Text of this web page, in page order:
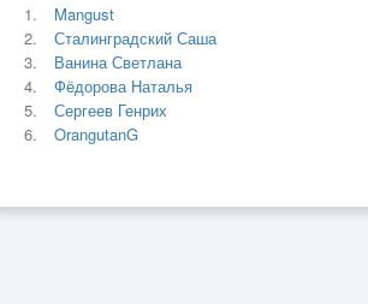
Mangust
Сталинградский Саша
Ванина Светлана
Фёдорова Наталья
Сергеев Генрих
OrangutanG